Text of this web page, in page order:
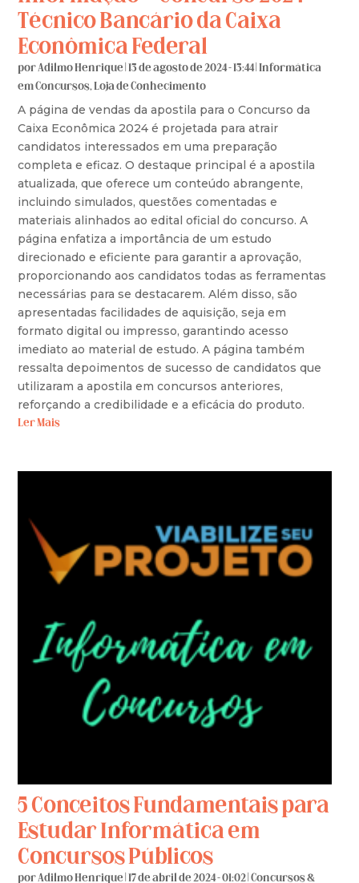
Técnico Bancário da Caixa
Econômica Federal
porAdilmo Henrique 13 de agosto de 2024 - 13:44 |Informática
em Concursos,Loja de Conhecimento
A página de vendas da apostila para o Concurso da
Caixa Econômica 2024 é projetada para atrair
candidatos interessados em uma preparação
completa e eficaz. O destaque principal é a apostila
atualizada, que oferece um conteúdo abrangente,
incluindo simulados, questões comentadas e
materiais alinhados ao edital oficial do concurso. A
página enfatiza a importância de um estudo
direcionado e eficiente para garantir a aprovação,
proporcionando aos candidatos todas as ferramentas
necessárias para se destacarem. Além disso, são
apresentadas facilidades de aquisição, seja em
formato digital ou impresso, garantindo acesso
imediato ao material de estudo. A página também
ressalta depoimentos de sucesso de candidatos que
utilizaram a apostila em concursos anteriores,
reforçando a credibilidade e a eficácia do produto.
Ler Mais
5 Conceitos Fundamentais para
Estudar Informática em
Concursos Públicos
porAdilmo Henrique| 17 de abril de 2024 - 01:02|Concursos &